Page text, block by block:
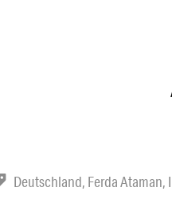
Deutschland, Ferda Ataman,